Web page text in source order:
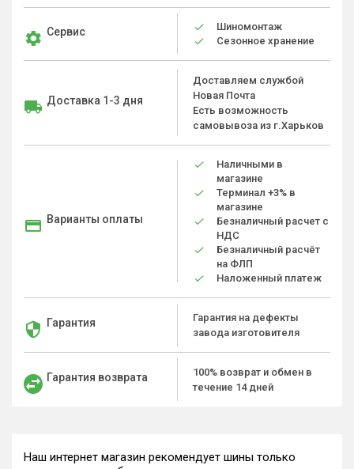
Сервис
Шиномонтаж
Сезонное хранение
Доставка 1-3 дня
Доставляем службой
Новая Почта
Есть возможность
самовывоза из г.Харьков
Варианты оплаты
Наличными в
магазине
Терминал +3% в
магазине
Безналичный расчет с
НДС
Безналичный расчёт
на ФЛП
Наложенный платеж
Гарантия
Гарантия на дефекты
завода изготовителя
Гарантия возврата
100% возврат и обмен в
течение 14 дней
Наш интернет магазин рекомендует шины только